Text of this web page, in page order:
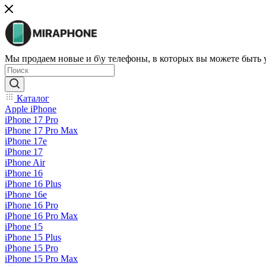
Мы продаем новые и б\у телефоны, в которых вы можете быть
Каталог
Apple iPhone
iPhone 17 Pro
iPhone 17 Pro Max
iPhone 17e
iPhone 17
iPhone Air
iPhone 16
iPhone 16 Plus
iPhone 16e
iPhone 16 Pro
iPhone 16 Pro Max
iPhone 15
iPhone 15 Plus
iPhone 15 Pro
iPhone 15 Pro Max